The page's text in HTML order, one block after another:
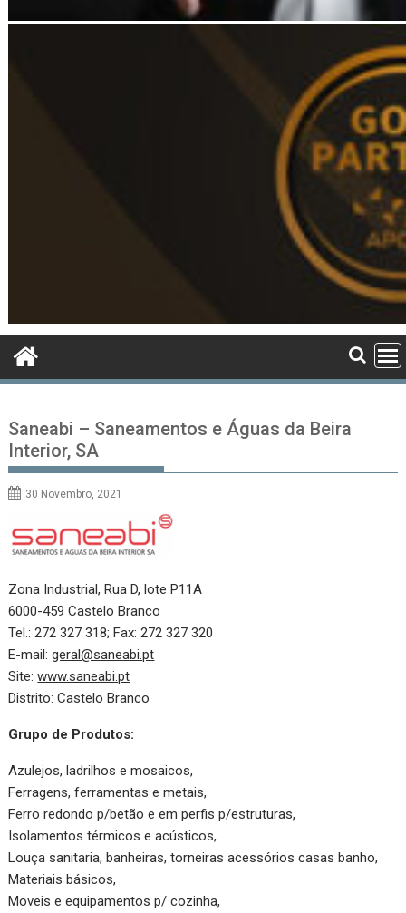
Saneabi – Saneamentos e Águas da Beira
Interior, SA
30 Novembro, 2021
Zona Industrial, Rua D, lote P11A
6000-459 Castelo Branco
Tel.: 272 327 318; Fax: 272 327 320
E-mail:geral@saneabi.pt
Site:www.saneabi.pt
Distrito: Castelo Branco
Grupo de Produtos:
Azulejos, ladrilhos e mosaicos,
Ferragens, ferramentas e metais,
Ferro redondo p/betão e em perfis p/estruturas,
Isolamentos térmicos e acústicos,
Louça sanitaria, banheiras, torneiras acessórios casas banho,
Materiais básicos,
Moveis e equipamentos p/ cozinha,